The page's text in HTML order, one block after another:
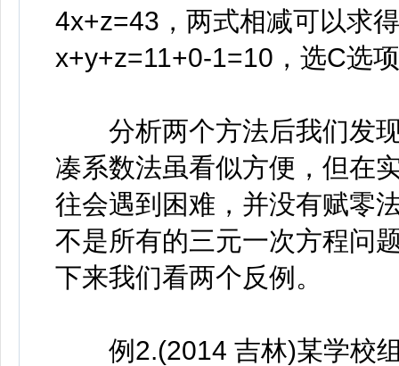
4x+z=43，两式相减可以求
x+y+z=11+0-1=10，选C选
分析两个方法后我们发现
凑系数法虽看似方便，但在
往会遇到困难，并没有赋零
不是所有的三元一次方程问
下来我们看两个反例。
例2.(2014 吉林)某学校组